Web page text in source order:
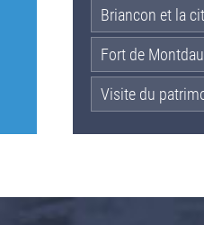
Briancon et la
Fort de
Visite du